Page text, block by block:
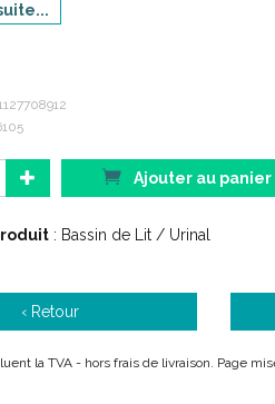
:
: 75 cl.
le Porte Urinal, adaptable
l' Urinal Jetable CareBag
Ajouter au panier
: Bassin de Lit / Urinal
‹ Retour
la TVA - hors frais de livraison. Page